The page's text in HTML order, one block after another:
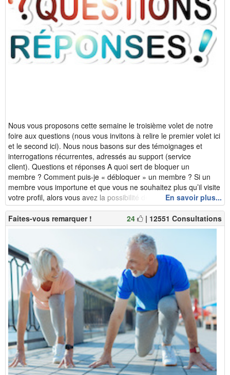
Nous vous proposons cette semaine le troisième volet de notre
foire aux questions (nous vous invitons à relire le premier volet ici
et le second ici). Nous nous basons sur des témoignages et
interrogations récurrentes, adressés au support (service
client). Questions et réponses A quoi sert de bloquer un
membre ? Comment puis-je « débloquer » un membre ? Si un
membre vous importune et que vous ne souhaitez plus qu’il visite
votre profil, alors vous avez la possibilité de le bloquer. Pour...
En savoir plus...
Faites-vous remarquer ! 24 | 12551 Consultations